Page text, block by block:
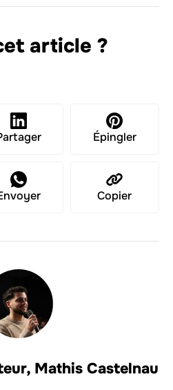
article ?
Épingler
Copier
Mathis Castelnau